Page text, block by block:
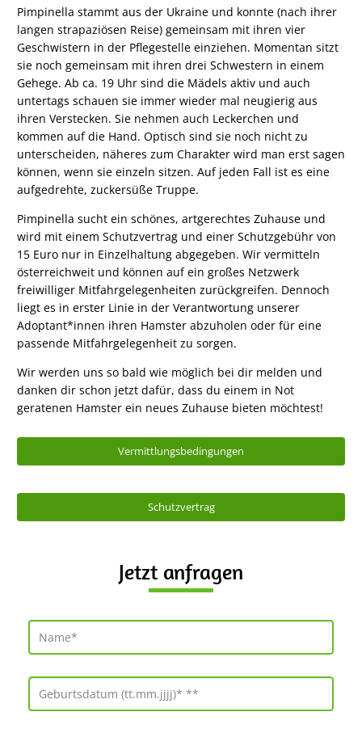
Pimpinella stammt aus der Ukraine und konnte (nach ihrer
langen strapaziösen Reise) gemeinsam mit ihren vier
Geschwistern in der Pflegestelle einziehen. Momentan sitzt
sie noch gemeinsam mit ihren drei Schwestern in einem
Gehege. Ab ca. 19 Uhr sind die Mädels aktiv und auch
untertags schauen sie immer wieder mal neugierig aus
ihren Verstecken. Sie nehmen auch Leckerchen und
kommen auf die Hand. Optisch sind sie noch nicht zu
unterscheiden, näheres zum Charakter wird man erst sagen
können, wenn sie einzeln sitzen. Auf jeden Fall ist es eine
aufgedrehte, zuckersüße Truppe.
Pimpinella sucht ein schönes, artgerechtes Zuhause und
wird mit einem Schutzvertrag und einer Schutzgebühr von
15 Euro nur in Einzelhaltung abgegeben. Wir vermitteln
österreichweit und können auf ein großes Netzwerk
freiwilliger Mitfahrgelegenheiten zurückgreifen. Dennoch
liegt es in erster Linie in der Verantwortung unserer
Adoptant*innen ihren Hamster abzuholen oder für eine
passende Mitfahrgelegenheit zu sorgen.
Wir werden uns so bald wie möglich bei dir melden und
danken dir schon jetzt dafür, dass du einem in Not
geratenen Hamster ein neues Zuhause bieten möchtest!
Vermittlungsbedingungen
Schutzvertrag
Jetzt anfragen